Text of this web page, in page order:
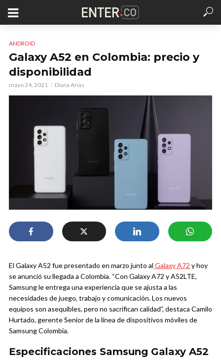
ANDROID
Galaxy A52 en Colombia: precio y
disponibilidad
mayo 24, 2021 Diana Arias
El Galaxy A52 fue presentado en marzo junto al Galaxy A72 y hoy
se anunció su llegada a Colombia. “Con Galaxy A72 y A52LTE,
Samsung le entrega una experiencia que se ajusta a las
necesidades de juego, trabajo y comunicación. Los nuevos
equipos son asequibles, pero no sacrifican calidad”, destaca Camilo
Hurtado, gerente Senior de la línea de dispositivos móviles de
Samsung Colombia.
Especificaciones Samsung Galaxy A52